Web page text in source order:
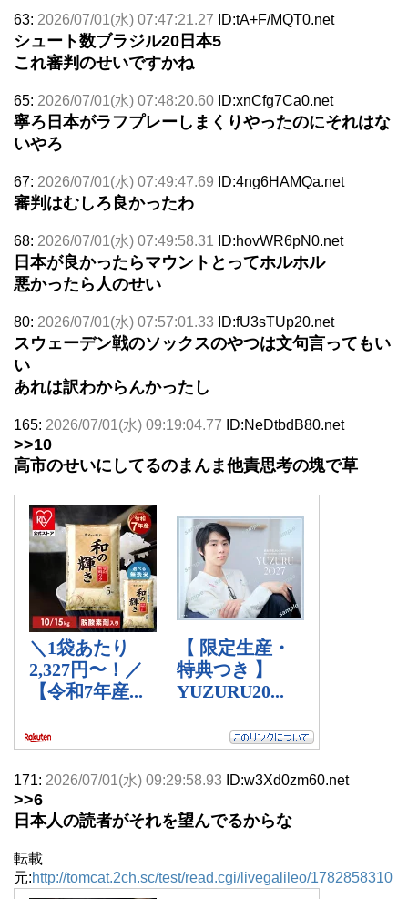
63: 2026/07/01(水) 07:47:21.27 ID:tA+F/MQT0.net
シュート数ブラジル20日本5
これ審判のせいですかね
65: 2026/07/01(水) 07:48:20.60 ID:xnCfg7Ca0.net
寧ろ日本がラフプレーしまくりやったのにそれはな
いやろ
67: 2026/07/01(水) 07:49:47.69 ID:4ng6HAMQa.net
審判はむしろ良かったわ
68: 2026/07/01(水) 07:49:58.31 ID:hovWR6pN0.net
日本が良かったらマウントとってホルホル
悪かったら人のせい
80: 2026/07/01(水) 07:57:01.33 ID:fU3sTUp20.net
スウェーデン戦のソックスのやつは文句言ってもい
い
あれは訳わからんかったし
165: 2026/07/01(水) 09:19:04.77 ID:NeDtbdB80.net
>>10
高市のせいにしてるのまんま他責思考の塊で草
171: 2026/07/01(水) 09:29:58.93 ID:w3Xd0zm60.net
>>6
日本人の読者がそれを望んでるからな
転載
元:http://tomcat.2ch.sc/test/read.cgi/livegalileo/1782858310